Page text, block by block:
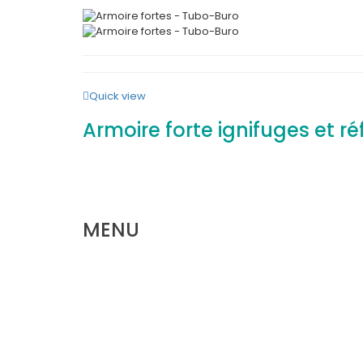
Quick view
Armoire forte ignifuges et
MENU